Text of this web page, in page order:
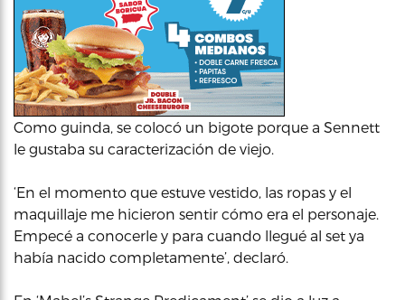
Como guinda, se colocó un bigote porque a Sennett
le gustaba su caracterización de viejo.
‘En el momento que estuve vestido, las ropas y el
maquillaje me hicieron sentir cómo era el personaje.
Empecé a conocerle y para cuando llegué al set ya
había nacido completamente’, declaró.